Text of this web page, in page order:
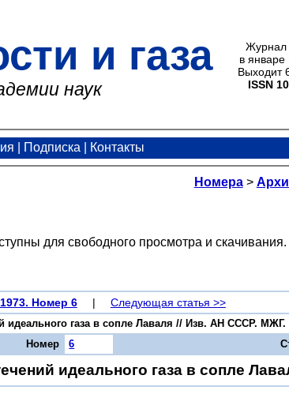
и газа
наук
Журнал
в январе
Выходит
ISSN
Подписка Контакты
Номера>
для свободного просмотра и скачивания.
Номер 6 | Следующая статья >>
идеального газа в сопле Лаваля // Изв. АН СССР.
Номер 6
идеального газа в сопле